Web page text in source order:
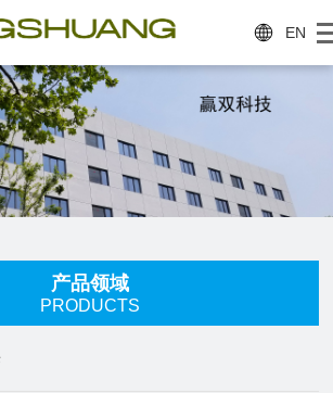
EN
产品领域
PRODUCTS